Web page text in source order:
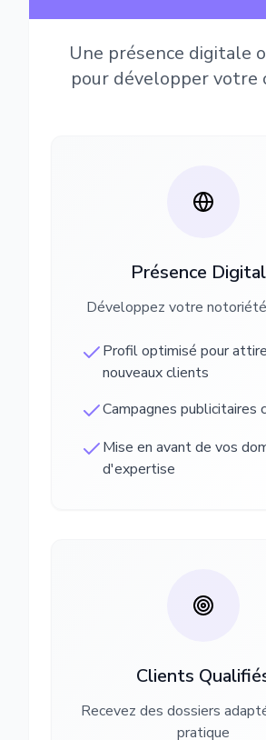
Une présence digitale
pour développer votre
Présence
Développez votre
Profil optimisé pour
nouveaux clients
Campagnes publicitaires
Mise en avant de vos
d'expertise
Clients
Recevez des dossiers
pratique